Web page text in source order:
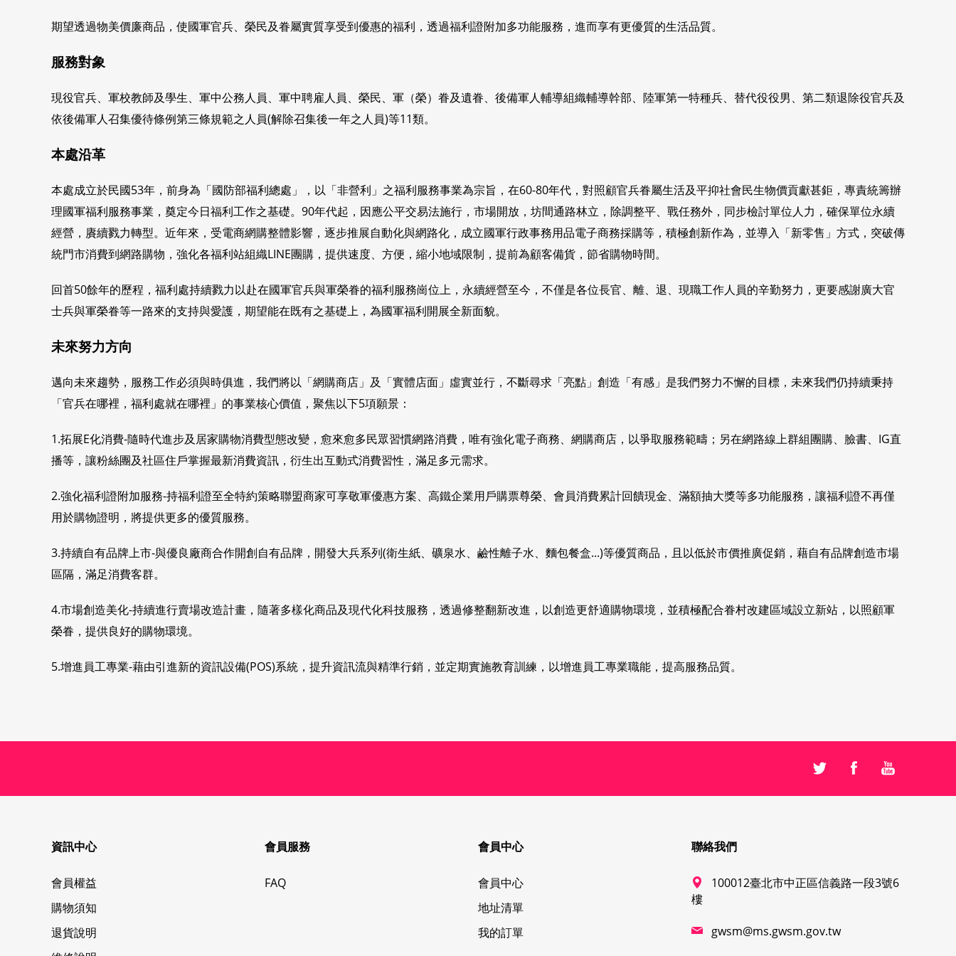
期望透過物美價廉商品，使國軍官兵、榮民及眷屬實質享受到優惠的福利，透過福利證附加多功能服務，進而享有更優質的生活品質。
服務對象
現役官兵、軍校教師及學生、軍中公務人員、軍中聘雇人員、榮民、軍（榮）眷及遺眷、後備軍人輔導組織輔導幹部、陸軍第一特種兵、替代役役男、第二類退除役官兵及
依後備軍人召集優待條例第三條規範之人員(解除召集後一年之人員)等11類。
本處沿革
本處成立於民國53年，前身為「國防部福利總處」，以「非營利」之福利服務事業為宗旨，在60-80年代，對照顧官兵眷屬生活及平抑社會民生物價貢獻甚鉅，專責統籌辦
理國軍福利服務事業，奠定今日福利工作之基礎。90年代起，因應公平交易法施行，市場開放，坊間通路林立，除調整平、戰任務外，同步檢討單位人力，確保單位永續
經營，賡續戮力轉型。近年來，受電商網購整體影響，逐步推展自動化與網路化，成立國軍行政事務用品電子商務採購等，積極創新作為，並導入「新零售」方式，突破傳
統門市消費到網路購物，強化各福利站組織LINE團購，提供速度、方便，縮小地域限制，提前為顧客備貨，節省購物時間。
回首50餘年的歷程，福利處持續戮力以赴在國軍官兵與軍榮眷的福利服務崗位上，永續經營至今，不僅是各位長官、離、退、現職工作人員的辛勤努力，更要感謝廣大官
士兵與軍榮眷等一路來的支持與愛護，期望能在既有之基礎上，為國軍福利開展全新面貌。
未來努力方向
邁向未來趨勢，服務工作必須與時俱進，我們將以「網購商店」及「實體店面」虛實並行，不斷尋求「亮點」創造「有感」是我們努力不懈的目標，未來我們仍持續秉持
「官兵在哪裡，福利處就在哪裡」的事業核心價值，聚焦以下5項願景：
1.拓展E化消費-隨時代進步及居家購物消費型態改變，愈來愈多民眾習慣網路消費，唯有強化電子商務、網購商店，以爭取服務範疇；另在網路線上群組團購、臉書、IG直
播等，讓粉絲團及社區住戶掌握最新消費資訊，衍生出互動式消費習性，滿足多元需求。
2.強化福利證附加服務-持福利證至全特約策略聯盟商家可享敬軍優惠方案、高鐵企業用戶購票尊榮、會員消費累計回饋現金、滿額抽大獎等多功能服務，讓福利證不再僅
用於購物證明，將提供更多的優質服務。
3.持續自有品牌上市-與優良廠商合作開創自有品牌，開發大兵系列(衛生紙、礦泉水、鹼性離子水、麵包餐盒...)等優質商品，且以低於市價推廣促銷，藉自有品牌創造市場
區隔，滿足消費客群。
4.市場創造美化-持續進行賣場改造計畫，隨著多樣化商品及現代化科技服務，透過修整翻新改進，以創造更舒適購物環境，並積極配合眷村改建區域設立新站，以照顧軍
榮眷，提供良好的購物環境。
5.增進員工專業-藉由引進新的資訊設備(POS)系統，提升資訊流與精準行銷，並定期實施教育訓練，以增進員工專業職能，提高服務品質。
資訊中心
會員權益
購物須知
退貨說明
會員服務
FAQ
會員中心
會員中心
地址清單
我的訂單
聯絡我們
100012臺北市中正區信義路一段3號6
樓
gwsm@ms.gwsm.gov.tw